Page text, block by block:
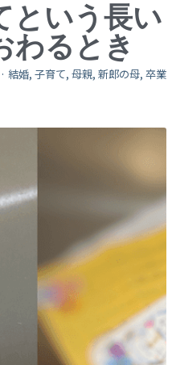
という長い
わるとき
· 結婚, 子育て, 母親, 新郎の母, 卒業